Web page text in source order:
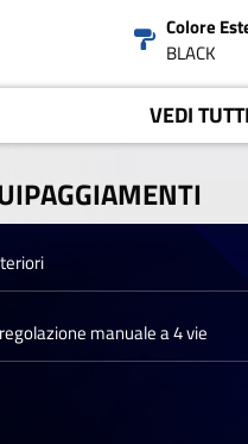
Colore
BLACK
VEDI
manuale a 4 vie